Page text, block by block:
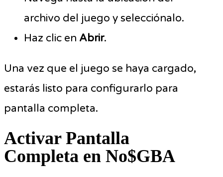
archivo del juego y selecciónalo.
Haz clic en Abrir.
Una vez que el juego se haya cargado,
estarás listo para configurarlo para
pantalla completa.
Activar Pantalla
Completa en No$GBA